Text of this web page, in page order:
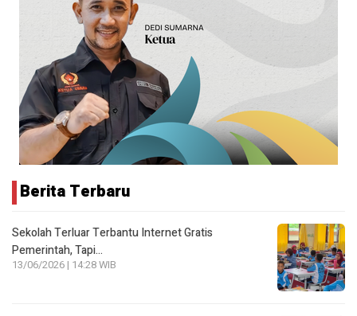
Berita Terbaru
Sekolah Terluar Terbantu Internet Gratis
Pemerintah, Tapi…
13/06/2026 | 14:28 WIB